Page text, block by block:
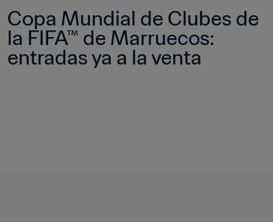
Copa Mundial de Clubes de
la FIFA™ de Marruecos:
entradas ya a la venta